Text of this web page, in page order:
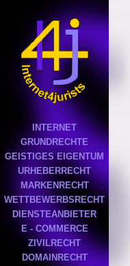
INTERNET
GRUNDRECHTE
GEISTIGES EIGENTUM
URHEBERRECHT
MARKENRECHT
WETTBEWERBSRECHT
DIENSTEANBIETER
E - COMMERCE
ZIVILRECHT
DOMAINRECHT